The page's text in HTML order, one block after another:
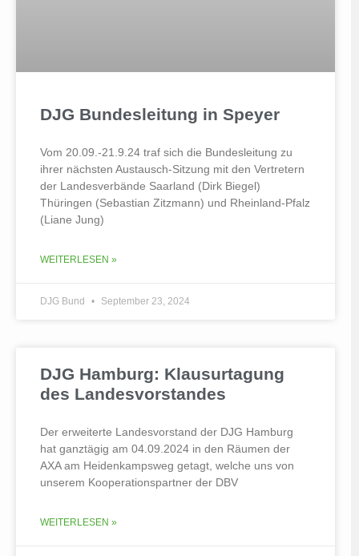
DJG Bundesleitung in Speyer
Vom 20.09.-21.9.24 traf sich die Bundesleitung zu
ihrer nächsten Austausch-Sitzung mit den Vertretern
der Landesverbände Saarland (Dirk Biegel)
Thüringen (Sebastian Zitzmann) und Rheinland-Pfalz
(Liane Jung)
WEITERLESEN »
DJG Bund September 23, 2024
DJG Hamburg: Klausurtagung
des Landesvorstandes
Der erweiterte Landesvorstand der DJG Hamburg
hat ganztägig am 04.09.2024 in den Räumen der
AXA am Heidenkampsweg getagt, welche uns von
unserem Kooperationspartner der DBV
WEITERLESEN »